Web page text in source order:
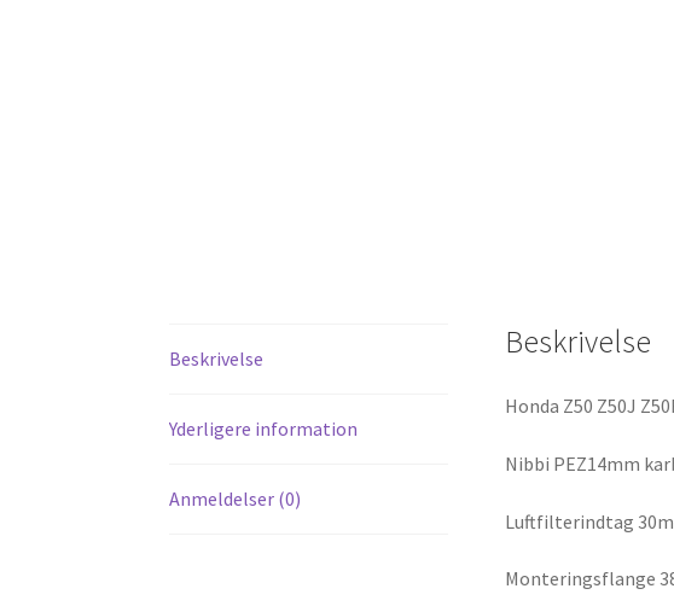
Beskrivelse
Yderligere information
Anmeldelser (0)
Beskrivelse
Honda Z50 Z50J
Nibbi PEZ14mm
Luftfilterindtag
Monteringsflange